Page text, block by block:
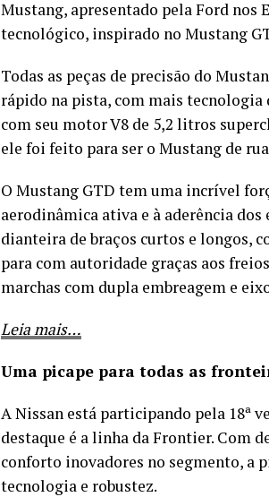
Mustang, apresentado pela Ford nos
tecnológico, inspirado no Mustang
Todas as peças de precisão do
rápido na pista, com mais tecnologia
com seu motor V8 de 5,2 litros
ele foi feito para ser o Mustang de
O Mustang GTD tem uma incrível
aerodinâmica ativa e à aderência dos
dianteira de braços curtos e longos,
para com autoridade graças aos
marchas com dupla embreagem e
Leia mais…
Uma picape para todas as
A Nissan está participando pela 18ª
destaque é a linha da Frontier. Com
conforto inovadores no segmento, a
tecnologia e robustez.